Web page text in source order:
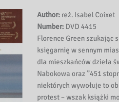
Author: reż. Isabel Coixet
Number: DVD 4415
Florence Green szukając
księgarnię w sennym
dla mieszkańców dzieła
Nabokowa oraz ”451
niektórych wywołuje to
protest – wszak książki